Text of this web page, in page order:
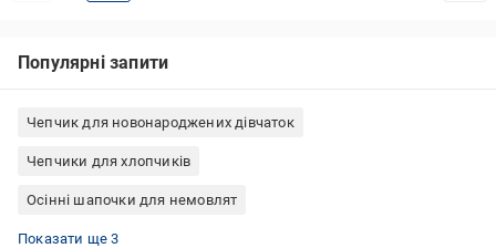
Популярні запити
Чепчик для новонароджених дівчаток
Чепчики для хлопчиків
Осінні шапочки для немовлят
Літні шапочки для немовлят
Шапочки для новонароджених дівчаток
Весняні шапочки для немовлят
Показати ще 3